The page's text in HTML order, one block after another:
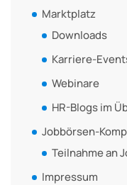
Marktplatz
Downloads
Karriere-
Webinare
HR-Blogs im
Jobbörsen-
Teilnahme an
Impressum